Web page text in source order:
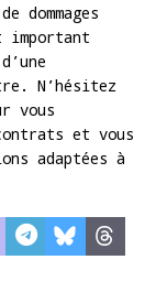
dommages
important
N’hésitez
vous
et vous
adaptées à